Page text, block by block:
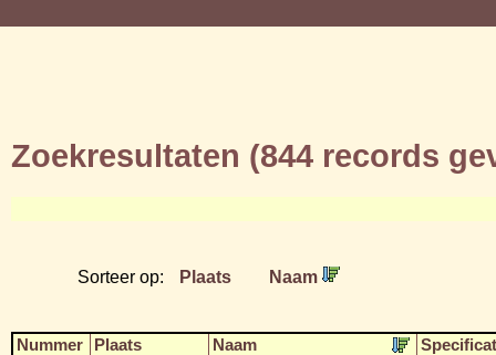
Zoekresultaten (844 records
Sorteer op: Plaats Naam
Nummer Plaats Naam